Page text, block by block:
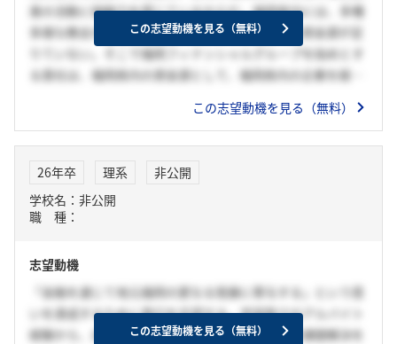
進の活動に強魅力を感じているからだ。福岡県内には、多種
多様な教会が進出しており、それぞれの企業には資金源が足
りていない。そこで福岡フィナンシャルグループを始めとす
る貴社は、福岡県内の資金源として、福岡県内の企業を経済
じ、ぜひ貴社の一員として、福岡県内の企業の地域活性化政
この志望動機を見る（無料）
この志望動機を見る（無料）
26年卒 理系
非公開
学校名：非公開
職 種：
志望動機
「金融を通じて地元福岡の更なる発展に寄与する」という思
いを達成するために貴行を志望する。学習塾でのアルバイト
経験から、自分自身が商材となりお客様の挑戦や課題解決を
この志望動機を見る（無料）